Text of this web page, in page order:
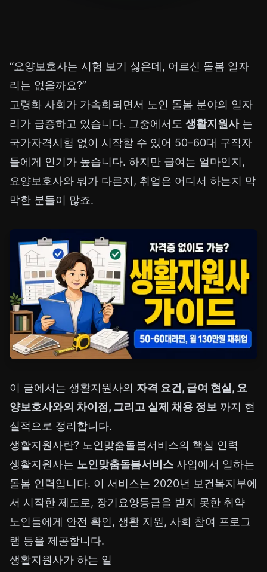
“요양보호사는 시험 보기 싫은데, 어르신 돌봄 일자
리는 없을까요?”
고령화 사회가 가속화되면서 노인 돌봄 분야의 일자
리가 급증하고 있습니다. 그중에서도 생활지원사는
국가자격시험 없이 시작할 수 있어 50–60대 구직자
들에게 인기가 높습니다. 하지만 급여는 얼마인지,
요양보호사와 뭐가 다른지, 취업은 어디서 하는지 막
막한 분들이 많죠.
이 글에서는 생활지원사의 자격 요건, 급여 현실, 요
양보호사와의 차이점, 그리고 실제 채용 정보 까지 현
실적으로 정리합니다.
생활지원사란? 노인맞춤돌봄서비스의 핵심 인력
생활지원사는 노인맞춤돌봄서비스 사업에서 일하는
돌봄 인력입니다. 이 서비스는 2020년 보건복지부에
서 시작한 제도로, 장기요양등급을 받지 못한 취약
노인들에게 안전 확인, 생활 지원, 사회 참여 프로그
램 등을 제공합니다.
생활지원사가 하는 일